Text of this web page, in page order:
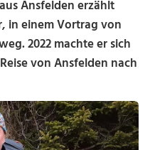
Ansfelden erzählt
in einem Vortrag von
2022 machte er sich
von Ansfelden nach